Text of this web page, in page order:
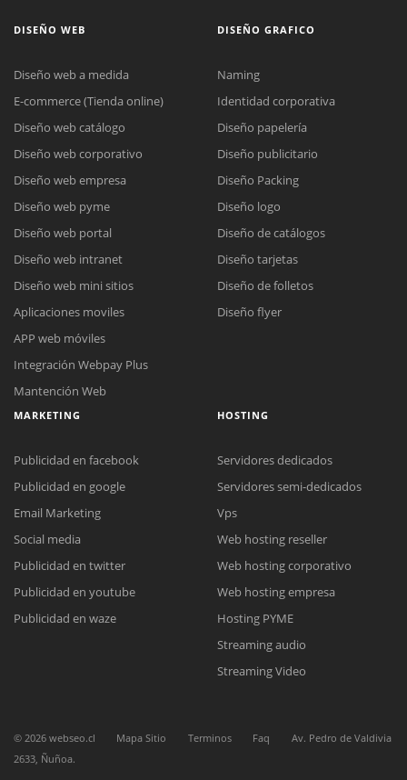
Reunión online
Nuestros ejecutivos le enviarán un correo electrónico con el enlace a
Meet para la reunión online.
Cotización
Chat Online
Todos nuestros ejecutivos están fuera de línea. Complete el formulario
DISEÑO WEB
Diseño web a medida
E-commerce (Tienda online)
Diseño web catálogo
Diseño web corporativo
Diseño web empresa
Diseño web pyme
Diseño web portal
Diseño web intranet
Diseño web mini sitios
Aplicaciones moviles
APP web móviles
Integración Webpay Plus
Mantención Web
DISEÑO GRAFICO
Naming
Identidad corporativa
Diseño papelería
Diseño publicitario
Diseño Packing
Diseño logo
Diseño de catálogos
Diseño tarjetas
Diseño de folletos
Diseño flyer
MARKETING
Publicidad en facebook
Publicidad en google
Email Marketing
Social media
Publicidad en twitter
Publicidad en youtube
Publicidad en waze
HOSTING
Servidores dedicados
Servidores semi-dedicados
Vps
Web hosting reseller
Web hosting corporativo
Web hosting empresa
Hosting PYME
Streaming audio
Streaming Video
© 2026 webseo.cl Mapa Sitio Terminos Faq
Av. Pedro de Valdivia
2633, Ñuñoa.